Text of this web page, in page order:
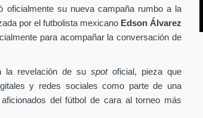
oficialmente su nueva campaña rumbo a la
por el futbolista mexicano Edson Álvarez
para acompañar la conversación de
la revelación de su spot oficial, pieza que
y redes sociales como parte de una
del fútbol de cara al torneo más